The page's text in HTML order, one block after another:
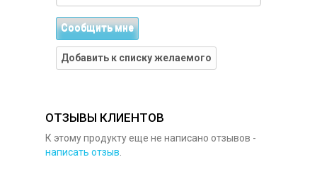
Сообщить мне
Добавить к списку желаемого
ОТЗЫВЫ КЛИЕНТОВ
К этому продукту еще не написано отзывов -
написать отзыв